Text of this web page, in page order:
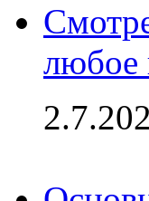
любое